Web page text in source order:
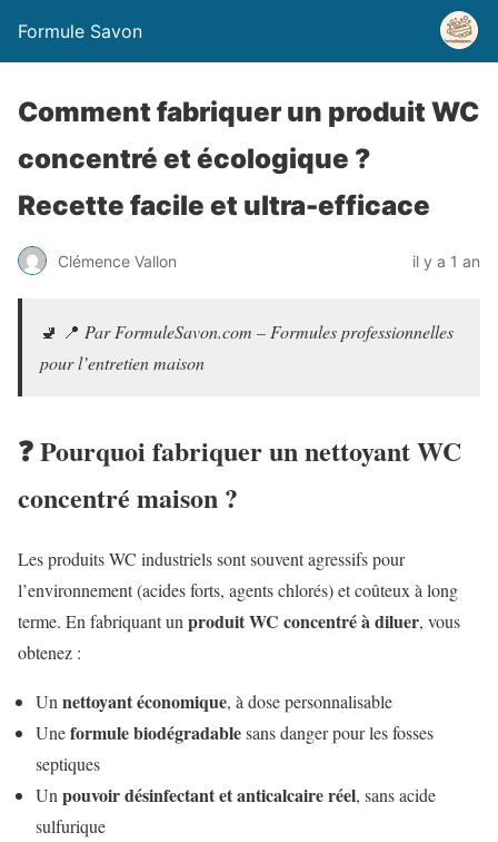
Formule Savon
Comment fabriquer un produit WC
concentré et écologique ?
Recette facile et ultra-efficace
Clémence Vallon il y a 1 an
🚽 📍 Par FormuleSavon.com – Formules professionnelles
pour l’entretien maison
❓ Pourquoi fabriquer un nettoyant WC
concentré maison ?
Les produits WC industriels sont souvent agressifs pour
l’environnement (acides forts, agents chlorés) et coûteux à long
terme. En fabriquant un produit WC concentré à diluer, vous
obtenez :
Un nettoyant économique, à dose personnalisable
Uneformule biodégradablesans danger pour les fosses
septiques
Un pouvoir désinfectant et anticalcaire réel, sans acide
sulfurique